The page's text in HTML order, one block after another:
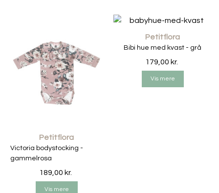
Petitflora
Victoria bodystocking -
gammelrosa
189,00 kr.
Vis mere
Petitflora
Bibi hue med kvast - grå
179,00 kr.
Vis mere